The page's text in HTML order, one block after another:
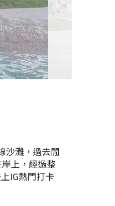
沙灘，過去閒
上，經過整
IG熱門打卡